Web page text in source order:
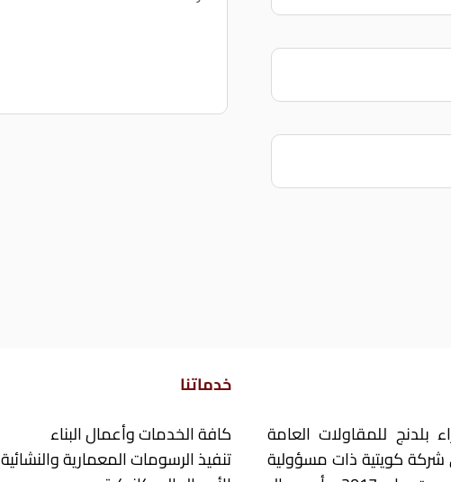
بلدنج للمقاولات العامة
كويتية ذات مسؤولية
خدماتنا
كافة الخدمات وأعمال البناء
تنفيذ الرسومات المعمارية والنشائية